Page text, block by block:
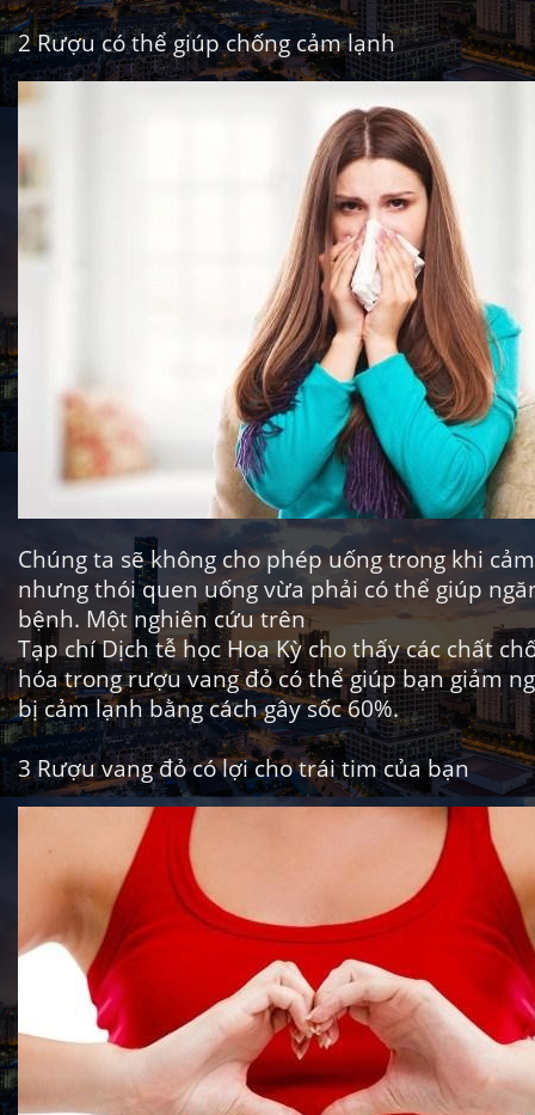
2Rượu có thể giúp chống cảm lạnh
Chúng ta sẽ không cho phép uốngtrong khi
nhưng thói quen uống vừa phải có thể giúp
bệnh. Một nghiên cứu trên
Tạp chí Dịch tễ học Hoa Kỳ chothấy các chất
hóa trong rượu vang đỏ có thể giúp bạn giảm
bị cảm lạnh bằng cách gây sốc 60%.
3Rượu vang đỏ có lợi cho trái tim của bạn